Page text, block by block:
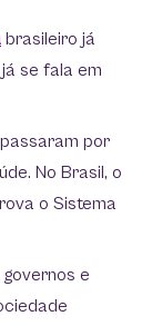
brasileiro já
se fala em
por
No Brasil, o
o Sistema
e